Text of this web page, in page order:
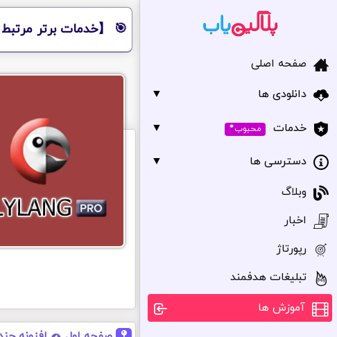
صفحه اصلی
دانلودی ها
▼
خدمات محبوب•
▼
دسترسی ها
▼
وبلاگ
اخبار
رپورتاژ
تبلیغات هدفمند
آموزش ها
🎯 【خدمات برتر مرتبط